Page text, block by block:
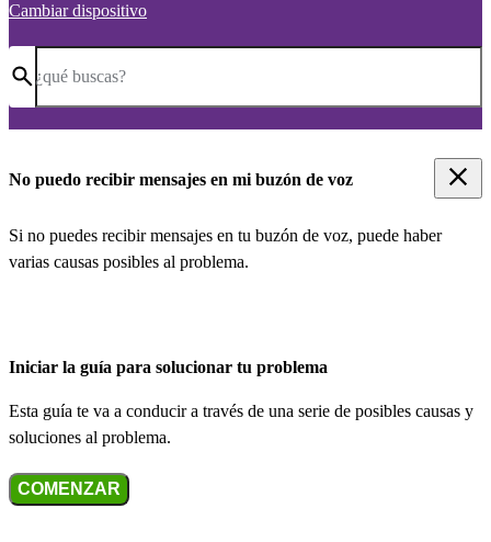
Cambiar dispositivo
¿qué buscas?
No puedo recibir mensajes en mi buzón de voz
Si no puedes recibir mensajes en tu buzón de voz, puede haber
varias causas posibles al problema.
Iniciar la guía para solucionar tu problema
Esta guía te va a conducir a través de una serie de posibles causas y
soluciones al problema.
COMENZAR